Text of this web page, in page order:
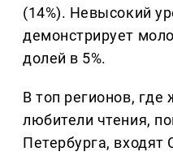
(14%). Невысокий
демонстрирует
долей в 5%.
В топ регионов,
любители чтения,
Петербурга, входят